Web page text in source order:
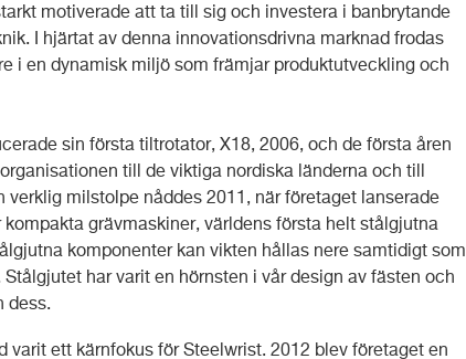
motiverade att ta till sig och investera i banbrytande
I hjärtat av denna innovationsdrivna marknad frodas
i en dynamisk miljö som främjar produktutveckling och
sin första tiltrotator, X18, 2006, och de första åren
till de viktiga nordiska länderna och till
verklig milstolpe nåddes 2011, när företaget lanserade
grävmaskiner, världens första helt stålgjutna
komponenter kan vikten hållas nere samtidigt som
Stålgjutet har varit en hörnsten i vår design av fästen och
dess.
varit ett kärnfokus för Steelwrist. 2012 blev företaget en